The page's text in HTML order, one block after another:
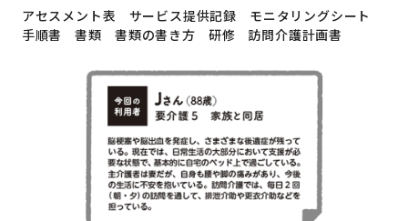
アセスメント表 サービス提供記録
モニタリングシート
手順書
書類 書類の書き方 研修 訪問介護計画書